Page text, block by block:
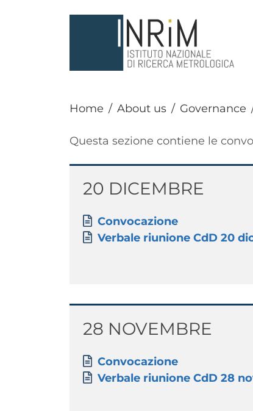
Home About us Governance
Paragrafo
Questa sezione contiene le
Titolo
20 DICEMBRE
Paragrafo
Allegati
Document
Convocazione
Document
Verbale riunione CdD 20
Titolo
28 NOVEMBRE
Paragrafo
Allegati
Document
Convocazione
Document
Verbale riunione CdD 28